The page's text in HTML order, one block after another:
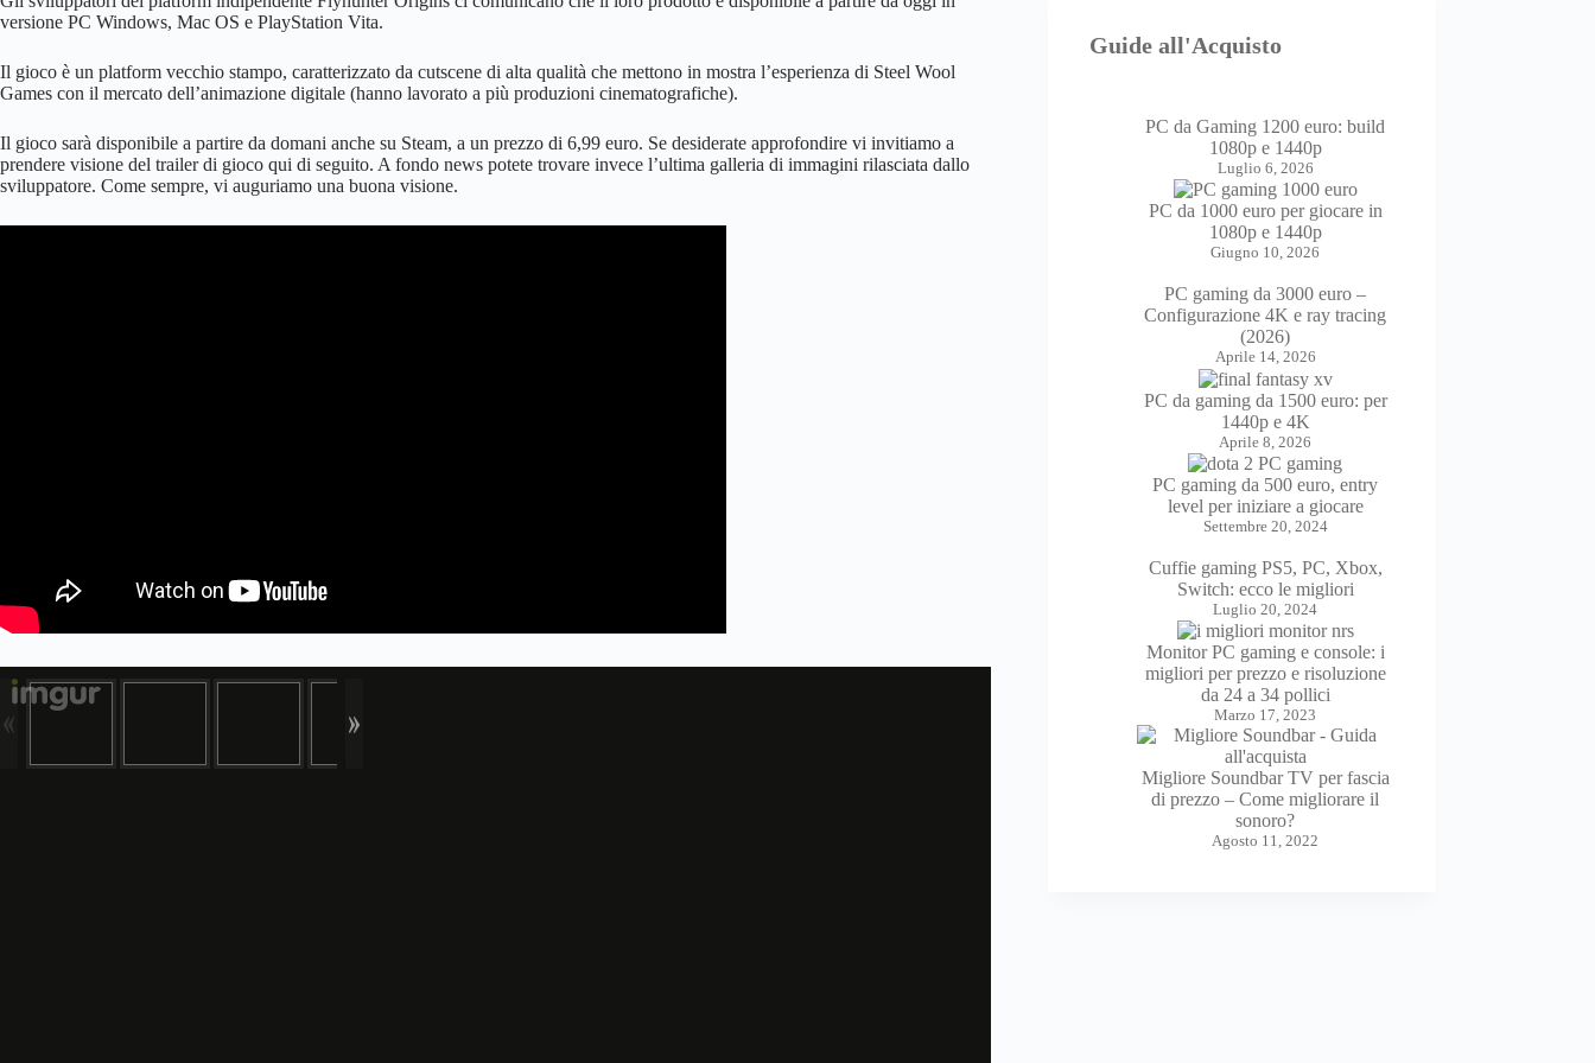
versione PC Windows, Mac OS e PlayStation Vita.
Il gioco è un platform vecchio stampo, caratterizzato da cutscene di alta qualità che mettono in mostra l’esperienza di Steel Wool
Games con il mercato dell’animazione digitale (hanno lavorato a più produzioni cinematografiche).
Il gioco sarà disponibile a partire da domani anche su Steam, a un prezzo di 6,99 euro. Se desiderate approfondire vi invitiamo a
prendere visione del trailer di gioco qui di seguito. A fondo news potete trovare invece l’ultima galleria di immagini rilasciata dallo
sviluppatore. Come sempre, vi auguriamo una buona visione.
Guide all'Acquisto
PC da Gaming 1200 euro: build
1080p e 1440p
Luglio 6, 2026
PC da 1000 euro per giocare in
1080p e 1440p
Giugno 10, 2026
PC gaming da 3000 euro –
Configurazione 4K e ray tracing
(2026)
Aprile 14, 2026
PC da gaming da 1500 euro: per
1440p e 4K
Aprile 8, 2026
PC gaming da 500 euro, entry
level per iniziare a giocare
Settembre 20, 2024
Cuffie gaming PS5, PC, Xbox,
Switch: ecco le migliori
Luglio 20, 2024
Monitor PC gaming e console: i
migliori per prezzo e risoluzione
da 24 a 34 pollici
Marzo 17, 2023
Migliore Soundbar TV per fascia
di prezzo – Come migliorare il
sonoro?
Agosto 11, 2022